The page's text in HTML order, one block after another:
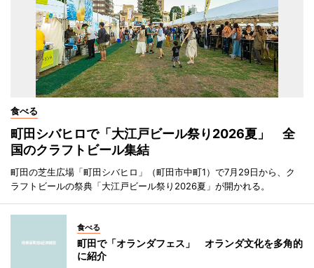
食べる
町田シバヒロで「大江戸ビール祭り2026夏」 全
国のクラフトビール集結
町田の芝生広場「町田シバヒロ」（町田市中町1）で7月29日から、ク
ラフトビールの祭典「大江戸ビール祭り2026夏」が開かれる。
食べる
町田で「オランダフェス」 オランダ文化を多角的
に紹介